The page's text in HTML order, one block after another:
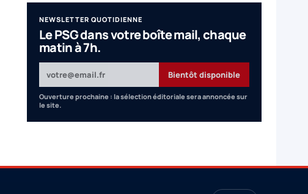
NEWSLETTER QUOTIDIENNE
Le PSG dans votre boîte mail, chaque
matin à 7h.
Votre adresse email Bientôt disponible
Ouverture prochaine : la sélection éditoriale sera annoncée sur
le site.